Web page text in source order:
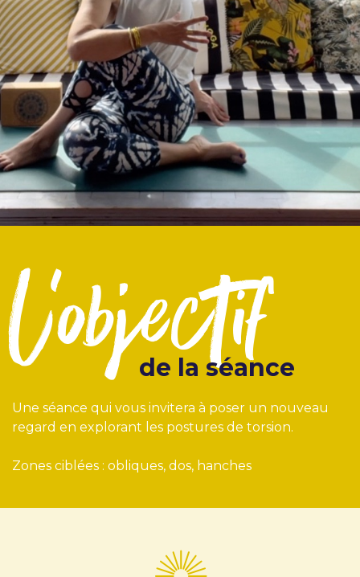
l'objectif
de la séance
Une séance qui vous invitera à poser un nouveau
regard en explorant les postures de torsion.
Zones ciblées : obliques, dos, hanches